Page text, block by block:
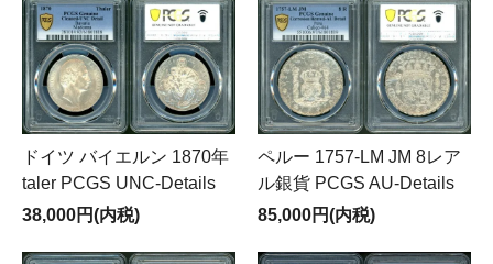
ドイツ バイエルン 1870年
taler PCGS UNC-Details
38,000円(内税)
ペルー 1757-LM JM 8レア
ル銀貨 PCGS AU-Details
85,000円(内税)